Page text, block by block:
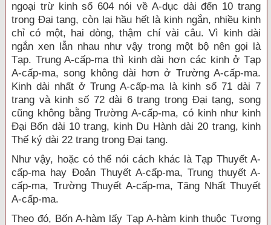
ngoại trừ kinh số 604 nói về A-dục dài đến 10 trang
trong Đại tạng, còn lại hầu hết là kinh ngắn, nhiều kinh
chỉ có một, hai dòng, thậm chí vài câu. Vì kinh dài
ngắn xen lẫn nhau như vậy trong một bộ nên gọi là
Tạp. Trung A-cấp-ma thì kinh dài hơn các kinh ở Tạp
A-cấp-ma, song không dài hơn ở Trường A-cấp-ma.
Kinh dài nhất ở Trung A-cấp-ma là kinh số 71 dài 7
trang và kinh số 72 dài 6 trang trong Đại tạng, song
cũng không bằng Trường A-cấp-ma, có kinh như kinh
Đại Bổn dài 10 trang, kinh Du Hành dài 20 trang, kinh
Thế ký dài 22 trang trong Đại tạng.
Như vậy, hoặc có thể nói cách khác là Tạp Thuyết A-
cấp-ma hay Đoản Thuyết A-cấp-ma, Trung thuyết A-
cấp-ma, Trường Thuyết A-cấp-ma, Tăng Nhất Thuyết
A-cấp-ma.
Theo đó, Bốn A-hàm lấy Tạp A-hàm kinh thuộc Tương